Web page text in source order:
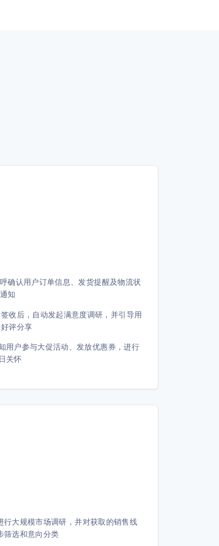
确认用户订单信息、发货提醒及物流状
知
收后，自动发起满意度调研，并引导用
评分享
用户参与大促活动、发放优惠券，进行
关怀
行大规模市场调研，并对获取的销售线
筛选和意向分类